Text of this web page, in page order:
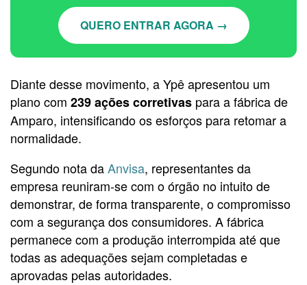
QUERO ENTRAR AGORA →
Diante desse movimento, a Ypê apresentou um
plano com 239 ações corretivas para a fábrica de
Amparo, intensificando os esforços para retomar a
normalidade.
Segundo nota daAnvisa, representantes da
empresa reuniram-se com o órgão no intuito de
demonstrar, de forma transparente, o compromisso
com a segurança dos consumidores. A fábrica
permanece com a produção interrompida até que
todas as adequações sejam completadas e
aprovadas pelas autoridades.